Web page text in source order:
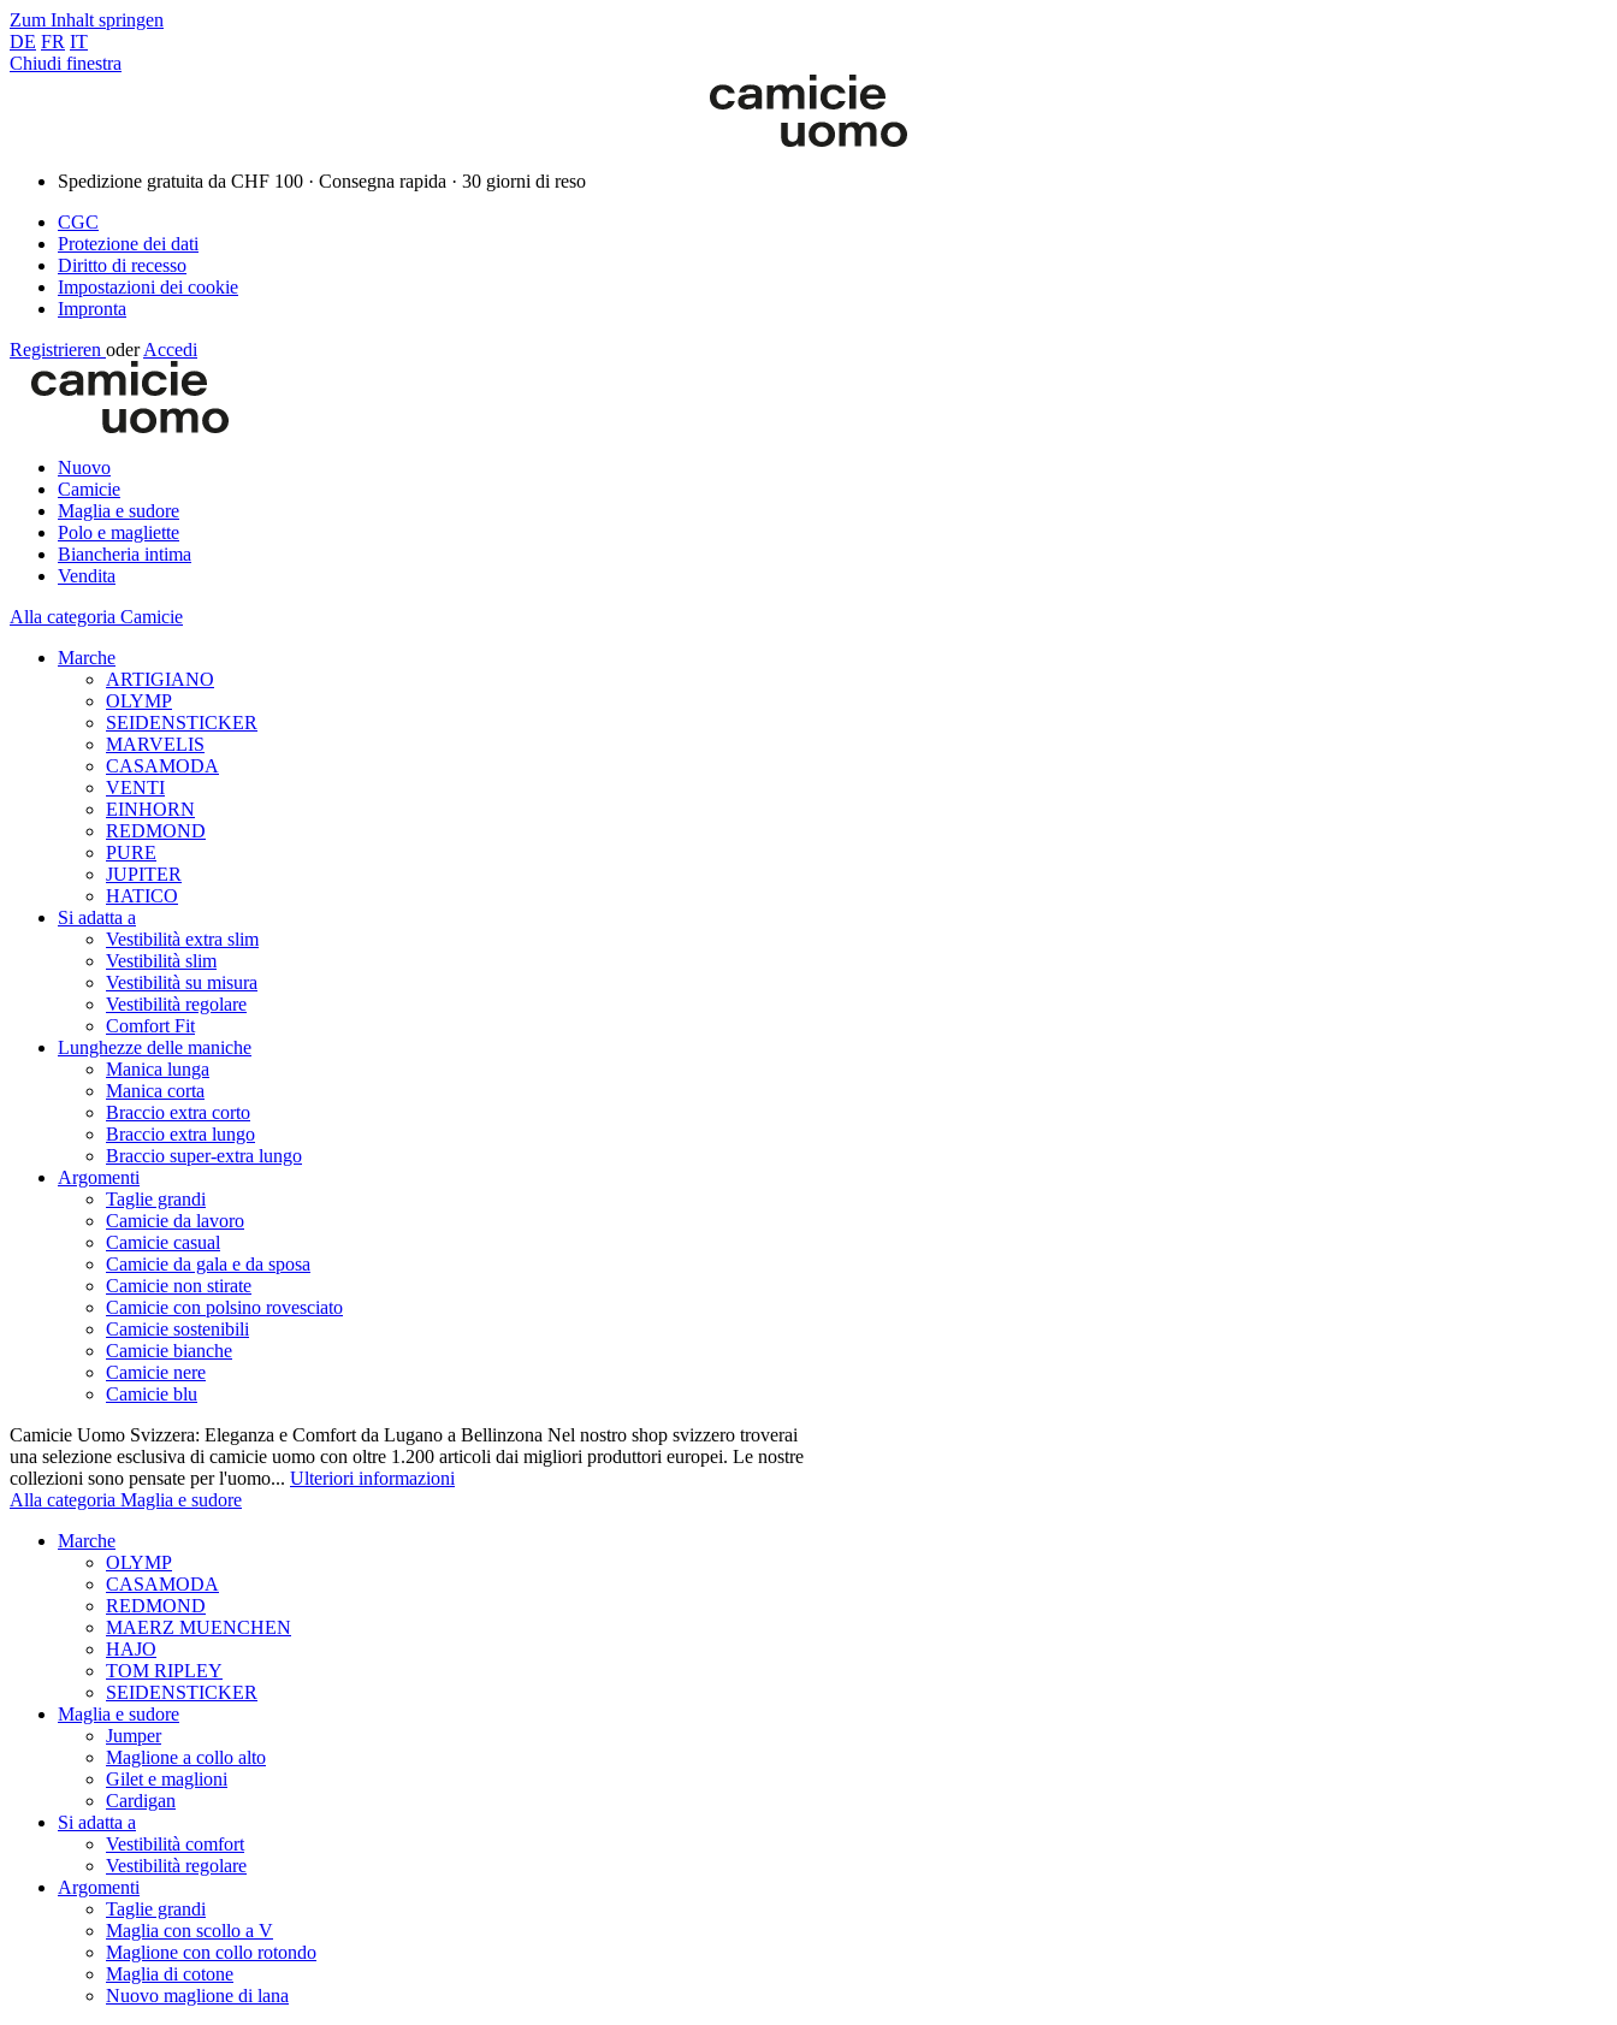
Zum Inhalt springen
DE FR IT
Chiudi finestra
Spedizione gratuita da CHF 100 · Consegna rapida · 30 giorni di reso
CGC
Protezione dei dati
Diritto di recesso
Impostazioni dei cookie
Impronta
Registrieren oder Accedi
Nuovo
Camicie
Maglia e sudore
Polo e magliette
Biancheria intima
Vendita
Alla categoria Camicie
Marche
ARTIGIANO
OLYMP
SEIDENSTICKER
MARVELIS
CASAMODA
VENTI
EINHORN
REDMOND
PURE
JUPITER
HATICO
Si adatta a
Vestibilità extra slim
Vestibilità slim
Vestibilità su misura
Vestibilità regolare
Comfort Fit
Lunghezze delle maniche
Manica lunga
Manica corta
Braccio extra corto
Braccio extra lungo
Braccio super-extra lungo
Argomenti
Taglie grandi
Camicie da lavoro
Camicie casual
Camicie da gala e da sposa
Camicie non stirate
Camicie con polsino rovesciato
Camicie sostenibili
Camicie bianche
Camicie nere
Camicie blu
Camicie Uomo Svizzera: Eleganza e Comfort da Lugano a Bellinzona Nel nostro shop svizzero troverai
una selezione esclusiva di camicie uomo con oltre 1.200 articoli dai migliori produttori europei. Le nostre
collezioni sono pensate per l'uomo... Ulteriori informazioni
Alla categoria Maglia e sudore
Marche
OLYMP
CASAMODA
REDMOND
MAERZ MUENCHEN
HAJO
TOM RIPLEY
SEIDENSTICKER
Maglia e sudore
Jumper
Maglione a collo alto
Gilet e maglioni
Cardigan
Si adatta a
Vestibilità comfort
Vestibilità regolare
Argomenti
Taglie grandi
Maglia con scollo a V
Maglione con collo rotondo
Maglia di cotone
Nuovo maglione di lana